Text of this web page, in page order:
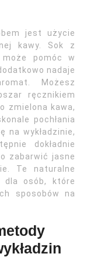
jest użycie
kawy. Sok z
pomóc w
nadaje
Możesz
ręcznikiem
zmielona kawa,
pochłania
na wykładzinie,
dokładnie
zabarwić jasne
Te naturalne
dla osób, które
sposobów na